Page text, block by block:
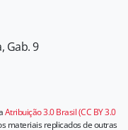
Gab. 9
Atribuição 3.0 Brasil (CC BY 3.0
materiais replicados de outras